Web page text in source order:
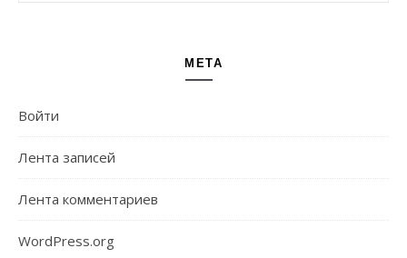
МЕТА
Войти
Лента записей
Лента комментариев
WordPress.org